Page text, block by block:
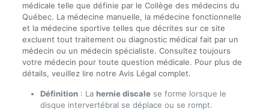
médicale telle que définie par le Collège des médecins du
Québec. La médecine manuelle, la médecine fonctionnelle
et la médecine sportive telles que décrites sur ce site
excluent tout traitement ou diagnostic médical fait par un
médecin ou un médecin spécialiste. Consultez toujours
votre médecin pour toute question médicale. Pour plus de
détails, veuillez lire notre Avis Légal complet.
Définition: La hernie discalese forme lorsque le
disque intervertébral se déplace ou se rompt.